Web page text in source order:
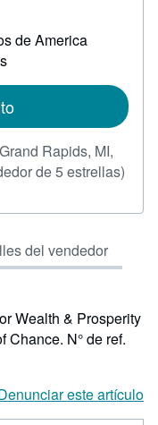
de America
Grand Rapids, MI,
de 5 estrellas)
del vendedor
Wealth & Prosperity
Chance. N° de ref.
este artículo